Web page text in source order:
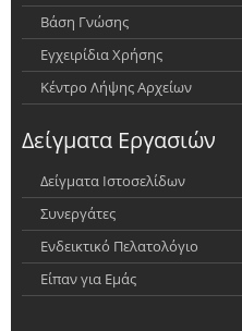
Βάση Γνώσης
Εγχειρίδια Χρήσης
Κέντρο Λήψης Αρχείων
Δείγματα Εργασιών
Δείγματα Ιστοσελίδων
Συνεργάτες
Ενδεικτικό Πελατολόγιο
Είπαν για Εμάς